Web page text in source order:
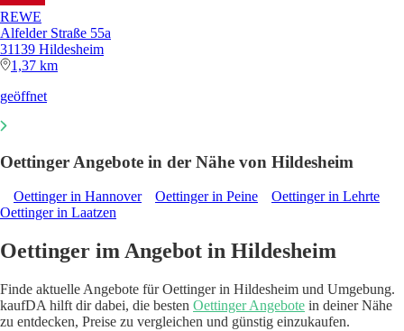
REWE
Alfelder Straße 55a
31139 Hildesheim
1,37 km
geöffnet
Oettinger Angebote in der Nähe von Hildesheim
Oettinger in Hannover Oettinger in Peine
Oettinger in Lehrte
Oettinger in Laatzen
Oettinger im Angebot in Hildesheim
Finde aktuelle Angebote für Oettinger in Hildesheim und Umgebung.
kaufDA hilft dir dabei, die besten Oettinger Angebote in deiner Nähe
zu entdecken, Preise zu vergleichen und günstig einzukaufen.